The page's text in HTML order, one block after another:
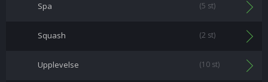
Spa (5 st)
Squash (2 st)
Upplevelse (10 st)